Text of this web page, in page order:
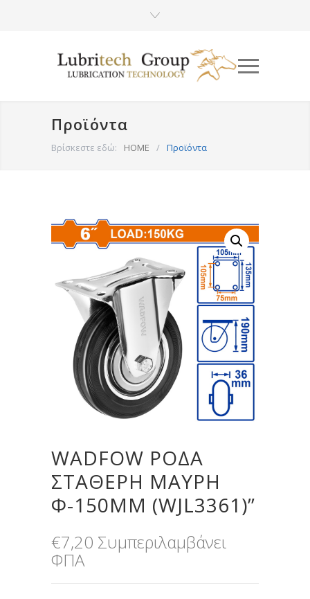
Προϊόντα
Βρίσκεστε εδώ: HOME / Προϊόντα
WADFOW ΡΟΔΑ
ΣΤΑΘΕΡΗ ΜΑΥΡΗ
Φ-150MM (WJL3361)”
€7,20 Συμπεριλαμβάνει
ΦΠΑ